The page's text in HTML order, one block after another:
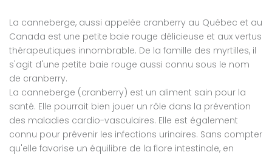
La canneberge, aussi appelée cranberry au Québec et au
Canada est une petite baie rouge délicieuse et aux vertus
thérapeutiques innombrable. De la famille des myrtilles, il
s'agit d'une petite baie rouge aussi connu sous le nom
de cranberry.
La canneberge (cranberry) est un aliment sain pour la
santé. Elle pourrait bien jouer un rôle dans la prévention
des maladies cardio-vasculaires. Elle est également
connu pour prévenir les infections urinaires. Sans compter
qu'elle favorise un équilibre de la flore intestinale, en